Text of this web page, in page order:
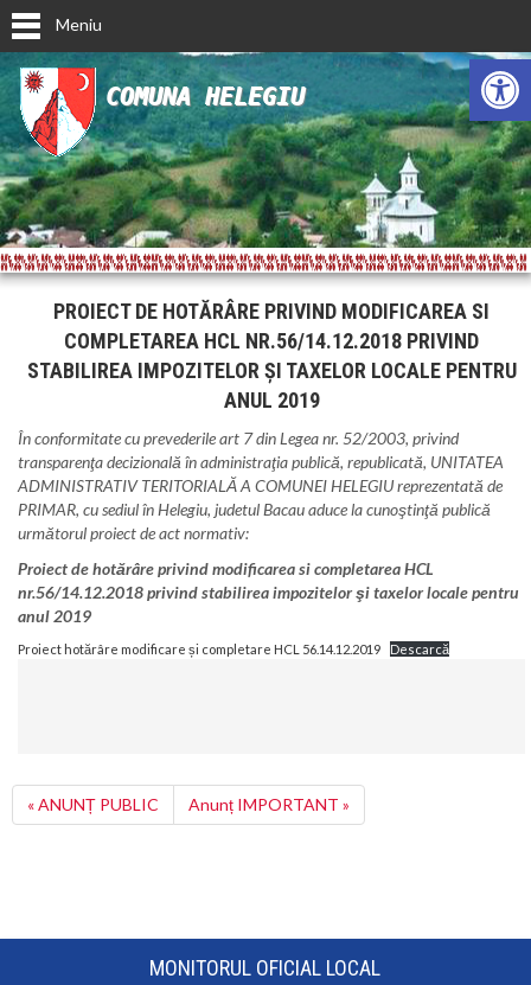
Deschide
Meniu
COMUNA HELEGIU
PROIECT DE HOTĂRÂRE PRIVIND MODIFICAREA SI
COMPLETAREA HCL NR.56/14.12.2018 PRIVIND
STABILIREA IMPOZITELOR ŞI TAXELOR LOCALE PENTRU
ANUL 2019
În conformitate cu prevederile art 7 din Legea nr. 52/2003, privind
transparenţa decizională în administraţia publică, republicată, UNITATEA
ADMINISTRATIV TERITORIALĂ A COMUNEI HELEGIU reprezentată de
PRIMAR, cu sediul în Helegiu, judetul Bacau aduce la cunoştinţă publică
următorul proiect de act normativ:
Proiect de hotărâre privind modificarea si completarea HCL
nr.56/14.12.2018privind stabilirea impozitelor şi taxelor locale pentru
anul 2019
Proiect hotărâre modificare și completare HCL 56.14.12.2019 Descarcă
« ANUNȚ PUBLIC Anunț IMPORTANT »
MONITORUL OFICIAL LOCAL